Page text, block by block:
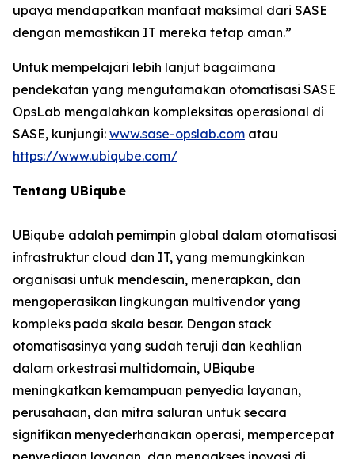
upaya mendapatkan manfaat maksimal dari SASE
dengan memastikan IT mereka tetap aman.”
Untuk mempelajari lebih lanjut bagaimana
pendekatan yang mengutamakan otomatisasi SASE
OpsLab mengalahkan kompleksitas operasional di
SASE, kunjungi: www.sase-opslab.com atau
https://www.ubiqube.com/
Tentang UBiqube
UBiqube adalah pemimpin global dalam otomatisasi
infrastruktur cloud dan IT, yang memungkinkan
organisasi untuk mendesain, menerapkan, dan
mengoperasikan lingkungan multivendor yang
kompleks pada skala besar. Dengan stack
otomatisasinya yang sudah teruji dan keahlian
dalam orkestrasi multidomain, UBiqube
meningkatkan kemampuan penyedia layanan,
perusahaan, dan mitra saluran untuk secara
signifikan menyederhanakan operasi, mempercepat